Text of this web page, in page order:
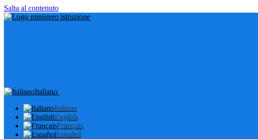
Salta al contenuto
Italiano
Italiano
English
Français
Español